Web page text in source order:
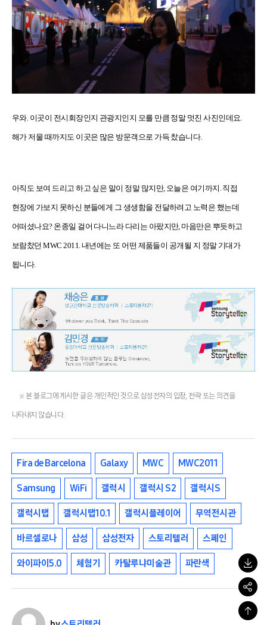
우와. 이곳이 전시회장인지 관광지인지 모를 만큼 정말 멋진 사진인데요
해가 저물 때까지도 이곳은 많은 방문객으로 가득 찼습니다.
아직도 보여 드리고 하고 싶은 말이 정말 많지만, 오늘은 여기까지 직접
현장에 가보지 못하신 분들에게 그 생생함을 전달하려고 노력은 했는데
어떠셨나요? 온종일 걸어 다니느라 다리는 아팠지만, 마음만은 뿌듯하고
보람찼던MWC 2011. 내년에는 또 어떤 제품들이 공개될 지 정말 기대가
됩니다.
※ 본 블로그에 게시한 글은 개인적인 것으로 삼성전자의 입장, 전략 또는 의견을
나타내지 않습니다.
Fira de Barcelona Galaxy MWC MWC2011
Samsung WiFi 갤럭시 갤럭시 S2 갤럭시S
갤럭시탭 갤럭시탭10.1 갤럭시플레이어 무역전시관
바르셀로나 삼성 삼성전자 스토리텔러 스페인
와이파이5.0 체험기 카탈루냐미술관 파란색